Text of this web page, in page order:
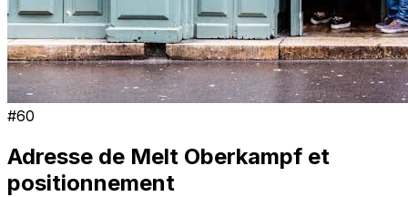
#60
Adresse de Melt Oberkampf et
positionnement